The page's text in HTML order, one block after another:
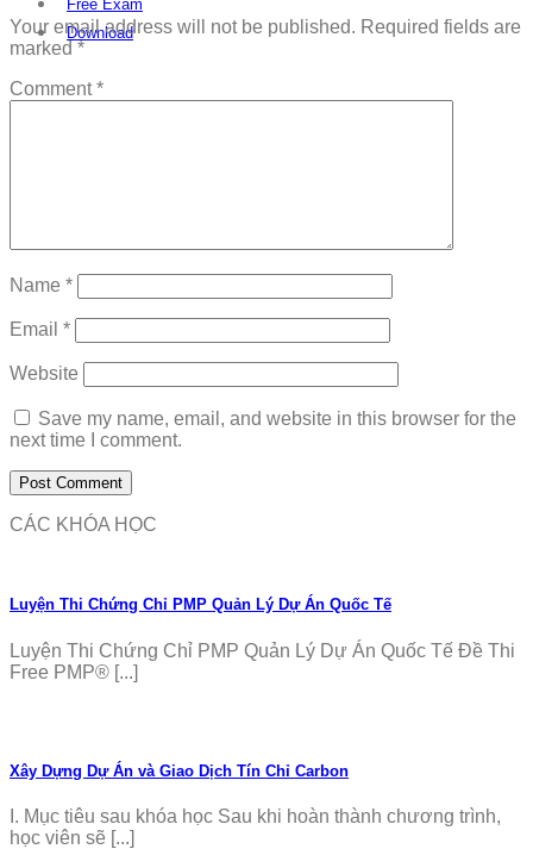
Free Exam
Download
Your email address will not be published. Required fields are
marked *
Comment*
Name *
Email *
Website
Save my name, email, and website in this browser for the
next time I comment.
CÁC KHÓA HỌC
Luyện Thi Chứng Chỉ PMP Quản Lý Dự Án Quốc Tế
Luyện Thi Chứng Chỉ PMP Quản Lý Dự Án Quốc Tế Đề Thi
Free PMP® [...]
Xây Dựng Dự Án và Giao Dịch Tín Chỉ Carbon
I. Mục tiêu sau khóa học Sau khi hoàn thành chương trình,
học viên sẽ [...]